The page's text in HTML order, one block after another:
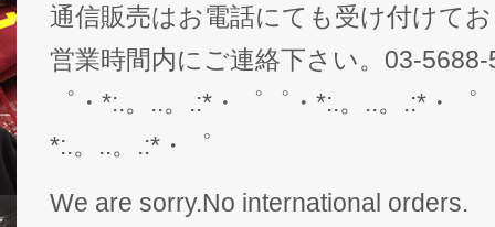
通信販売はお電話にても受け付けて
営業時間内にご連絡下さい。03-5688-
゜・*:.。..。.:*・゜゜・*:.。..。.:*・
*:.。..。.:*・゜
We are sorry.No international orders.